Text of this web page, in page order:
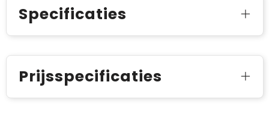
Specificaties
Prijsspecificaties